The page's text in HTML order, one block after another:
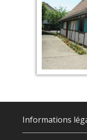
Informations